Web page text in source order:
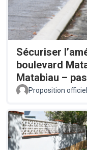
Sécuriser
boulevard
Matabiau –
Proposition